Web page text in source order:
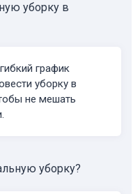
уборку в
график
уборку в
не мешать
уборку?